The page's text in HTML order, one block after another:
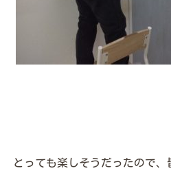
とっても楽しそうだったので